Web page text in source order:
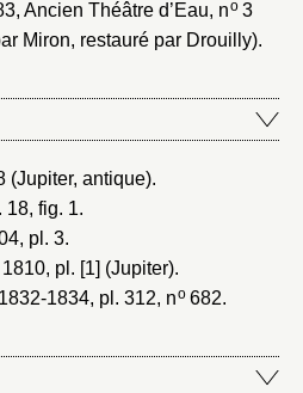
, Ancien Théâtre d’Eau, no3
Miron, restauré par Drouilly).
(Jupiter, antique).
18, fig. 1.
pl. 3.
1810, pl. [1] (Jupiter).
1834, pl. 312, no682.